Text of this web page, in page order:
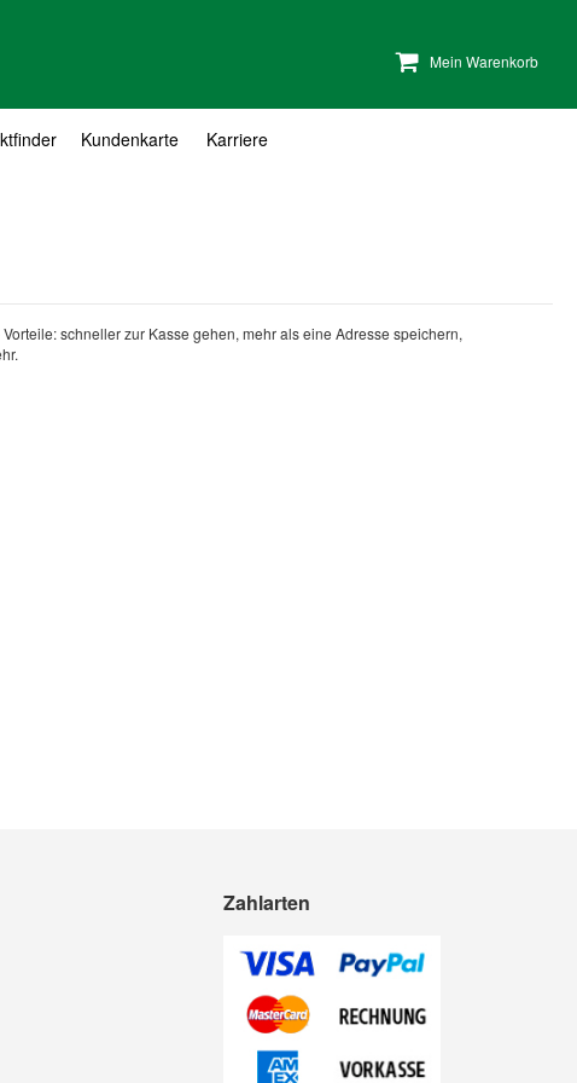
Mein Warenkorb
Kundenkarte Karriere
schneller zur Kasse gehen, mehr als eine Adresse speichern,
Zahlarten